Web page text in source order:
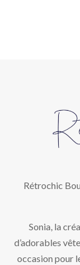
Rétrochic
Sonia, la
d’adorables
occasion pour